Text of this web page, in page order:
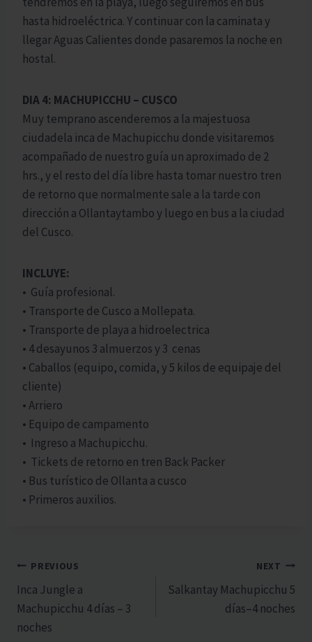
hasta hidroeléctrica. Y continuar con la caminata y
llegar Aguas Calientes donde pasaremos la noche en
hostal.
DIA 4: MACHUPICCHU – CUSCO
Muy temprano ascenderemos a la majestuosa
ciudadela inca de Machupicchu donde visitaremos
acompañado de nuestro guía un aproximado de 2
hrs., y el resto del día libre hasta tomar nuestro tren
de retorno que normalmente sale a la tarde con
dirección a Ollantaytambo y luego en bus a la ciudad
del Cusco.
INCLUYE:
• Guía profesional.
• Transporte de Cusco a Mollepata.
• Transporte de playa a hidroelectrica
• 4 desayunos 3 almuerzos y 3 cenas
• Caballos (equipo, comida, y 5 kilos de equipaje del
cliente)
• Arriero
• Equipo de campamento
• Ingreso a Machupicchu.
• Tickets de retorno en tren Back Packer
• Bus turístico de Ollanta a cusco
• Primeros auxilios.
Navegación
de
entradas
PREVIOUS
Inca Jungle a
Machupicchu 4 días – 3
noches
NEXT
Salkantay Machupicchu 5
días–4 noches